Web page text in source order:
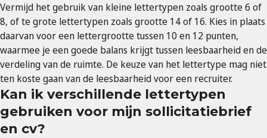
Vermijd het gebruik van kleine lettertypen zoals grootte 6 of
8, of te grote lettertypen zoals grootte 14 of 16. Kies in plaats
daarvan voor een lettergrootte tussen 10 en 12 punten,
waarmee je een goede balans krijgt tussen leesbaarheid en de
verdeling van de ruimte. De keuze van het lettertype mag niet
ten koste gaan van de leesbaarheid voor een recruiter.
Kan ik verschillende lettertypen
gebruiken voor mijn sollicitatiebrief
en cv?